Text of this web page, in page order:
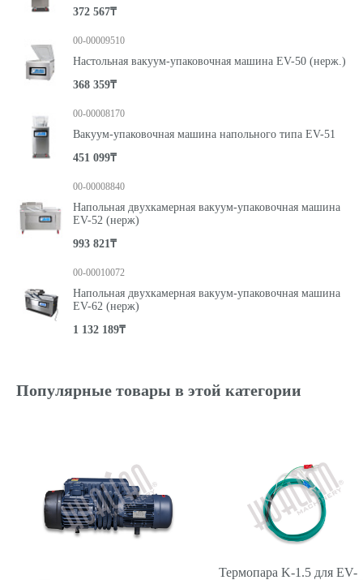
372 567₸
00-00009510
Настольная вакуум-упаковочная машина EV-50 (нерж.)
368 359₸
00-00008170
Вакуум-упаковочная машина напольного типа EV-51
451 099₸
00-00008840
Напольная двухкамерная вакуум-упаковочная машина
EV-52 (нерж)
993 821₸
00-00010072
Напольная двухкамерная вакуум-упаковочная машина
EV-62 (нерж)
1 132 189₸
Популярные товары в этой категории
Термопара K-1.5 для EV-